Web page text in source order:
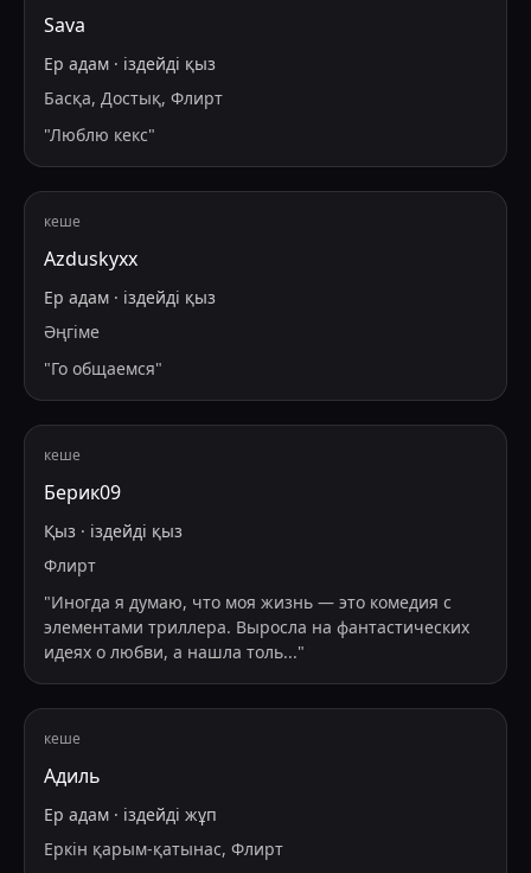
Sava
Ер адам · іздейді қыз
Басқа, Достық, Флирт
"Люблю кекс"
кеше
Azduskyxx
Ер адам · іздейді қыз
Әңгіме
"Го общаемся"
кеше
Берик09
Қыз · іздейді қыз
Флирт
"Иногда я думаю, что моя жизнь — это комедия с
элементами триллера. Выросла на фантастических
идеях о любви, а нашла толь..."
кеше
Адиль
Ер адам · іздейді жұп
Еркін қарым-қатынас, Флирт